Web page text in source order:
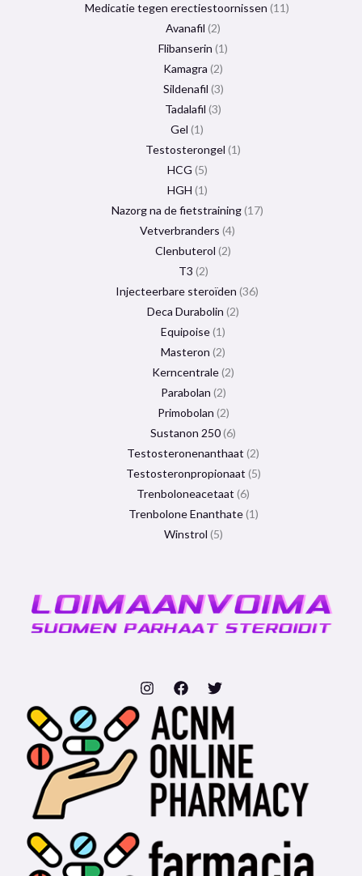
Medicatie tegen erectiestoornissen 11
Avanafil 2
Flibanserin 1
Kamagra 2
Sildenafil 3
Tadalafil 3
Gel 1
Testosterongel 1
HCG 5
HGH 1
Nazorg na de fietstraining 17
Vetverbranders 4
Clenbuterol 2
T3 2
Injecteerbare steroïden 36
Deca Durabolin 2
Equipoise 1
Masteron 2
Kerncentrale 2
Parabolan 2
Primobolan 2
Sustanon 250 6
Testosteronenanthaat 2
Testosteronpropionaat 5
Trenboloneacetaat 6
Trenbolone Enanthate 1
Winstrol 5